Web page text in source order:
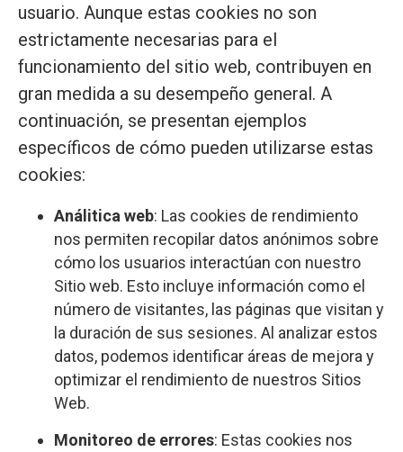
usuario. Aunque estas cookies no son
estrictamente necesarias para el
funcionamiento del sitio web, contribuyen en
gran medida a su desempeño general. A
continuación, se presentan ejemplos
específicos de cómo pueden utilizarse estas
cookies:
Análitica web: Las cookies de rendimiento
nos permiten recopilar datos anónimos sobre
cómo los usuarios interactúan con nuestro
Sitio web. Esto incluye información como el
número de visitantes, las páginas que visitan y
la duración de sus sesiones. Al analizar estos
datos, podemos identificar áreas de mejora y
optimizar el rendimiento de nuestros Sitios
Web.
Monitoreo de errores: Estas cookies nos